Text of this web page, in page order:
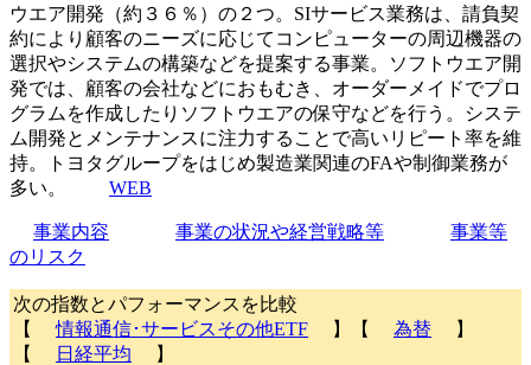
ウエア開発（約３６％）の２つ。SIサービス業務は、請負契
約により顧客のニーズに応じてコンピューターの周辺機器の
選択やシステムの構築などを提案する事業。ソフトウエア開
発では、顧客の会社などにおもむき、オーダーメイドでプロ
グラムを作成したりソフトウエアの保守などを行う。システ
ム開発とメンテナンスに注力することで高いリピート率を維
持。トヨタグループをはじめ製造業関連のFAや制御業務が
多い。
WEB
事業内容 事業の状況や経営戦略等
事業等
のリスク
次の指数とパフォーマンスを比較
【
情報通信･サービスその他ETF 】【 為替
】
【
日経平均 】